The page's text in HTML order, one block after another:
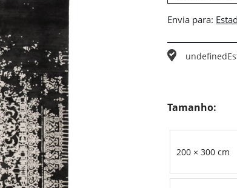
Envia para:
undefined
Tamanho:
200 × 300 cm